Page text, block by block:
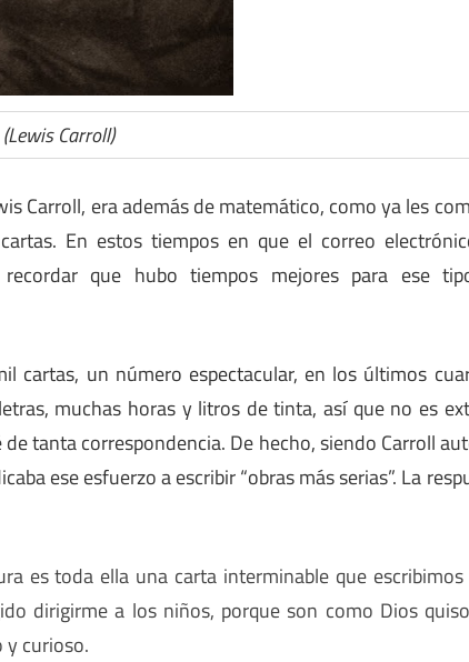
(Lewis Carroll)
Carroll, era además de matemático, como ya les
En estos tiempos en que el correo
que hubo tiempos mejores para ese
cartas, un número espectacular, en los últimos
muchas horas y litros de tinta, así que no es
tanta correspondencia. De hecho, siendo Carroll
ese esfuerzo a escribir “obras más serias”. La
es toda ella una carta interminable que
dirigirme a los niños, porque son como Dios
y curioso.